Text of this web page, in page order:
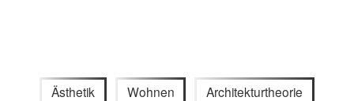
Ästhetik Wohnen Architekturtheorie